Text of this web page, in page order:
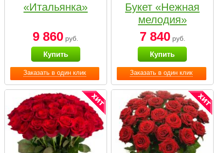
Заказать в один клик
«Итальянка»
9 860 руб.
Купить
Заказать в один клик
Букет «Нежная
мелодия»
7 840руб.
Купить